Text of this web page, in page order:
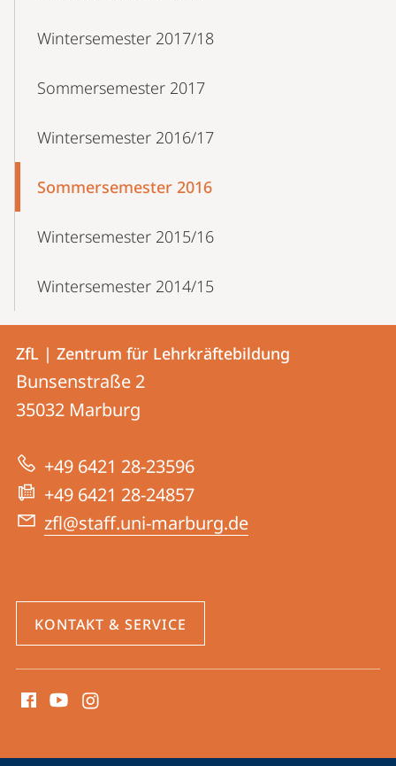
Wintersemester 2017/18
Sommersemester 2017
Wintersemester 2016/17
Sommersemester 2016
Wintersemester 2015/16
Wintersemester 2014/15
Kontakt
und
Informationen
zur
Website
Kontaktinformationen
ZfL
|
Zentrum
für
Lehrkräftebildung
ZfL | Zentrum für Lehrkräftebildung
Bunsenstraße 2
35032 Marburg
+49 6421 28-23596
+49 6421 28-24857
zfl@staff.uni-marburg.de
KONTAKT & SERVICE
Media